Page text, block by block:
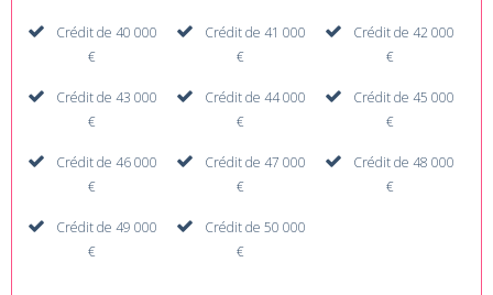
Crédit de 40 000
€
Crédit de 41 000
€
Crédit de 42 000
€
Crédit de 43 000
€
Crédit de 44 000
€
Crédit de 45 000
€
Crédit de 46 000
€
Crédit de 47 000
€
Crédit de 48 000
€
Crédit de 49 000
€
Crédit de 50 000
€